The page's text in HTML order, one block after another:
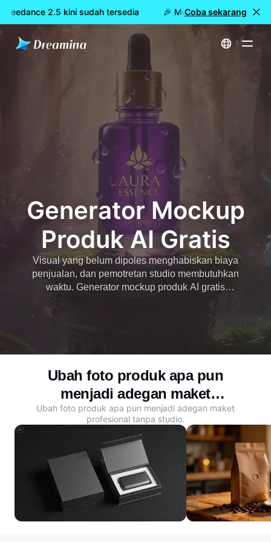
2.5 kini sudah tersedia 🎉 Model baru LIVE:
Coba sekarang
Beranda Membuat Generator Mockup Produk AI Gratis
Generator Mockup
Produk AI Gratis
Visual yang belum dipoles menghabiskan biaya
penjualan, dan pemotretan studio membutuhkan
waktu. Generator mockup produk AI gratis
menjadi gambar dan video profesional sehingga
Ubah foto produk apa pun
menjadi adegan maket
profesional
Ubah foto produk apa pun menjadi adegan maket
profesional tanpa studio.